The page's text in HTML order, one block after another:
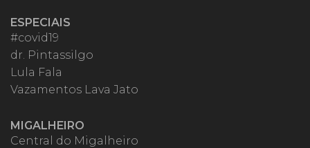
ESPECIAIS
#covid19
dr. Pintassilgo
Lula Fala
Vazamentos Lava Jato
MIGALHEIRO
Central do Migalheiro